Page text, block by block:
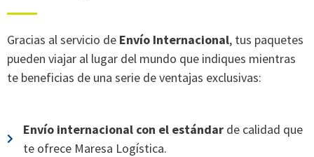
Gracias al servicio de Envío Internacional, tus paquetes
pueden viajar al lugar del mundo que indiques mientras
te beneficias de una serie de ventajas exclusivas:
Envío internacional con el estándarde calidad que
te ofrece Maresa Logística.